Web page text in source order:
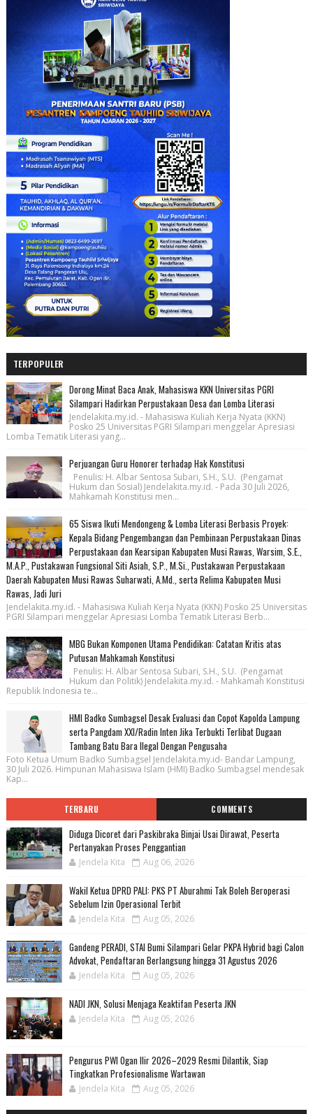
TERPOPULER
Dorong Minat Baca Anak, Mahasiswa KKN Universitas PGRI
Silampari Hadirkan Perpustakaan Desa dan Lomba Literasi
Jendelakita.my.id. - Mahasiswa Kuliah Kerja Nyata (KKN)
Posko 25 Universitas PGRI Silampari menggelar Apresiasi
Lomba Tematik Literasi yang...
Perjuangan Guru Honorer terhadap Hak Konstitusi
Penulis: H. Albar Sentosa Subari, S.H., S.U. (Pengamat
Hukum dan Sosial) Jendelakita.my.id. - Pada 30 Juli 2026,
Mahkamah Konstitusi men...
65 Siswa Ikuti Mendongeng & Lomba Literasi Berbasis Proyek:
Kepala Bidang Pengembangan dan Pembinaan Perpustakaan Dinas
Perpustakaan dan Kearsipan Kabupaten Musi Rawas, Warsim, S.E.,
M.A.P., Pustakawan Fungsional Siti Asiah, S.P., M.Si., Pustakawan Perpustakaan
Daerah Kabupaten Musi Rawas Suharwati, A.Md., serta Relima Kabupaten Musi
Rawas, Jadi Juri
Jendelakita.my.id. - Mahasiswa Kuliah Kerja Nyata (KKN) Posko 25 Universitas
PGRI Silampari menggelar Apresiasi Lomba Tematik Literasi Berb...
MBG Bukan Komponen Utama Pendidikan: Catatan Kritis atas
Putusan Mahkamah Konstitusi
Penulis: H. Albar Sentosa Subari, S.H., S.U. (Pengamat
Hukum dan Politik) Jendelakita.my.id. - Mahkamah Konstitusi
Republik Indonesia te...
HMI Badko Sumbagsel Desak Evaluasi dan Copot Kapolda Lampung
serta Pangdam XXI/Radin Inten Jika Terbukti Terlibat Dugaan
Tambang Batu Bara Ilegal Dengan Pengusaha
Foto Ketua Umum Badko Sumbagsel Jendelakita.my.id- Bandar Lampung,
30 Juli 2026. Himpunan Mahasiswa Islam (HMI) Badko Sumbagsel mendesak
Kap...
TERBARU COMMENTS
Diduga Dicoret dari Paskibraka Binjai Usai Dirawat, Peserta
Pertanyakan Proses Penggantian
Jendela Kita Aug 06, 2026
Wakil Ketua DPRD PALI: PKS PT Aburahmi Tak Boleh Beroperasi
Sebelum Izin Operasional Terbit
Jendela Kita Aug 05, 2026
Gandeng PERADI, STAI Bumi Silampari Gelar PKPA Hybrid bagi Calon
Advokat, Pendaftaran Berlangsung hingga 31 Agustus 2026
Jendela Kita Aug 05, 2026
NADI JKN, Solusi Menjaga Keaktifan Peserta JKN
Jendela Kita Aug 05, 2026
Pengurus PWI Ogan Ilir 2026–2029 Resmi Dilantik, Siap
Tingkatkan Profesionalisme Wartawan
Jendela Kita Aug 05, 2026